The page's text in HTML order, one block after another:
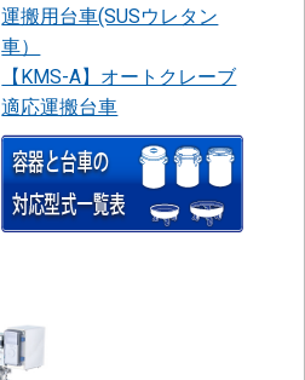
運搬用台車(SUSウレタン
車）
【KMS-A】オートクレーブ
適応運搬台車